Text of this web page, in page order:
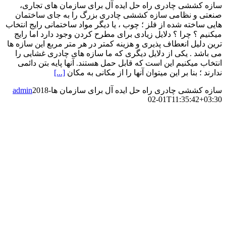
سازه کششی چادری راه حل ایده آل برای سازمان های تجاری،
صنعتی و نظامی سازه کششی چادری بزرگ را به جای ساختمان
هایی ساخته شده از فلز ؛ چوب ، یا دیگر مواد ساختمانی رایج انتخاب
میکنیم ؟ چرا ؟ دلایل زیادی برای مطرح کردن وجود دارد اما رایج
ترین دلیل انعطاف پذیری و هزینه کمتر در هر متر مربع این سازه ها
می باشد . یکی از دلایل دیگری که ما سازه های چادری غشایی را
انتخاب میکنیم این است که قابل حمل هستند. آنها پایه بتن دائمی
ندارند ؛ بنا بر این میتوان آنها را از مکانی به مکان [...]
سازه کششی چادری راه حل ایده آل برای سازمان ها admin2018-
02-01T11:35:42+03:30